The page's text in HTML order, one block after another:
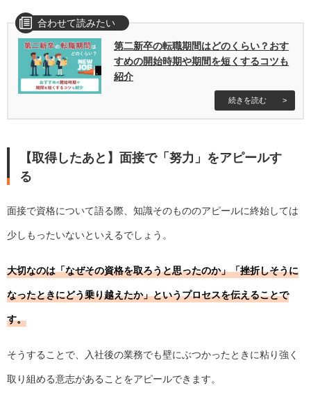
第二新卒の転職期間はどのくらい？おす
すめの開始時期や期間を短くするコツも
紹介
【取得したあと】面接で「努力」をアピールす
る
面接で資格について語る際、知識そのもののアピールに終始しては
少しもったいないといえるでしょう。
大切なのは「なぜその資格を取ろうと思ったのか」「挫折しそうに
なったときにどう乗り越えたか」というプロセスを伝えることで
す。
そうすることで、入社後の業務でも壁にぶつかったときに粘り強く
取り組める意志があることをアピールできます。